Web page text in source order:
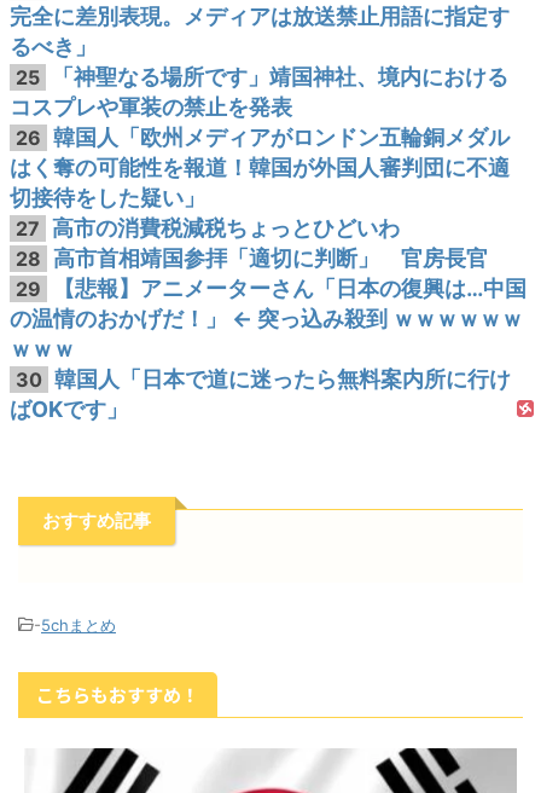
完全に差別表現。メディアは放送禁止用語に指定す
るべき」
25
「神聖なる場所です」靖国神社、境内における
コスプレや軍装の禁止を発表
26 韓国人「欧州メディアがロンドン五輪銅メダル
はく奪の可能性を報道！韓国が外国人審判団に不適
切接待をした疑い」
27 高市の消費税減税ちょっとひどいわ
28 高市首相靖国参拝「適切に判断」 官房長官
29
【悲報】アニメーターさん「日本の復興は…中国
の温情のおかげだ！」 ← 突っ込み殺到 ｗｗｗｗｗｗ
ｗｗｗ
30 韓国人「日本で道に迷ったら無料案内所に行け
ばOKです」
おすすめ記事
-5chまとめ
こちらもおすすめ！